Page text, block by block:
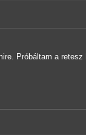
Próbáltam a